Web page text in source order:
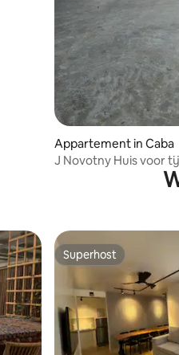
Appartement in Caba
J Novotny Huis voor
Superhost
Superhost